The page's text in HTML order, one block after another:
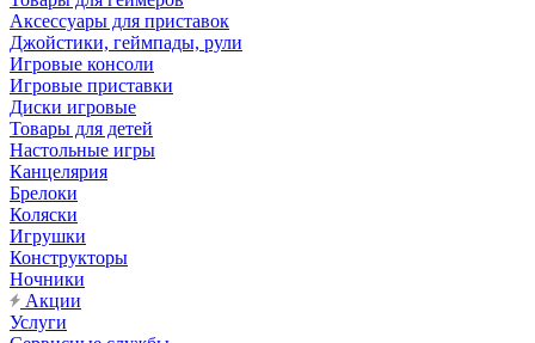
Аксессуары для приставок
Джойстики, геймпады, рули
Игровые консоли
Игровые приставки
Диски игровые
Товары для детей
Настольные игры
Канцелярия
Брелоки
Коляски
Игрушки
Конструкторы
Ночники
Акции
Услуги